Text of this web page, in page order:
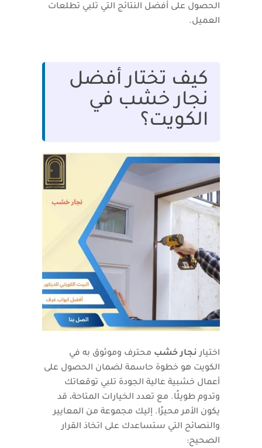
الحصول على أفضل النتائج التي تلبي تطلعات
العميل.
كيف تختار أفضل
نجار خشب في
الكويت؟
اختيار نجار خشب محترف وموثوق به في
الكويت هو خطوة حاسمة لضمان الحصول على
أعمال خشبية عالية الجودة تلبي توقعاتك
وتدوم طويلًا. مع تعدد الخيارات المتاحة، قد
يكون الأمر محيرًا. إليك مجموعة من المعايير
والنصائح التي ستساعدك على اتخاذ القرار
الصحيح: